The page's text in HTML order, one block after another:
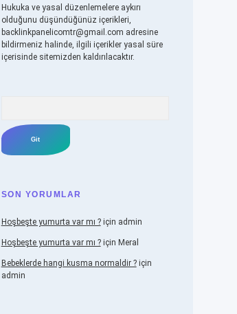
Hukuka ve yasal düzenlemelere aykırı
olduğunu düşündüğünüz içerikleri,
backlinkpanelicomtr@gmail.com adresine
bildirmeniz halinde, ilgili içerikler yasal süre
içerisinde sitemizden kaldırılacaktır.
SON YORUMLAR
Hoşbeşte yumurta var mı ?için admin
Hoşbeşte yumurta var mı ?için Meral
Bebeklerde hangi kusma normaldir ?için
admin